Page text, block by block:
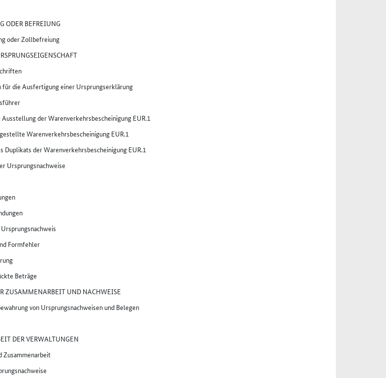
ODER BEFREIUNG
oder Zollbefreiung
für die Ausfertigung einer Ursprungserklärung
der Warenverkehrsbescheinigung EUR.1
Warenverkehrsbescheinigung EUR.1
Duplikats der Warenverkehrsbescheinigung EUR.1
Ursprungsnachweise
Formfehler
Beträge
ZUSAMMENARBEIT UND NACHWEISE
von Ursprungsnachweisen und Belegen
DER VERWALTUNGEN
Zusammenarbeit